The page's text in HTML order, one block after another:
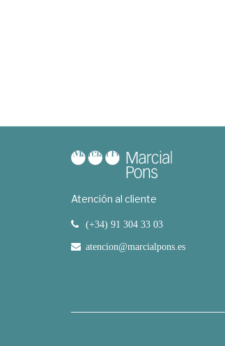
Atención al cliente
(+34) 91 304 33 03
atencion@marcialpons.es